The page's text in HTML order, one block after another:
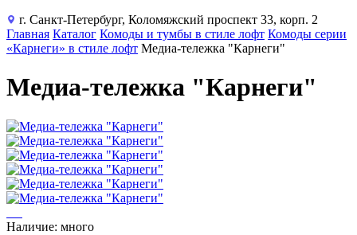
г. Санкт-Петербург, Коломяжский проспект 33, корп. 2
Главная Каталог Комоды и тумбы в стиле лофт Комоды серии
«Карнеги» в стиле лофт Медиа-тележка "Карнеги"
Медиа-тележка "Карнеги"
Наличие: много